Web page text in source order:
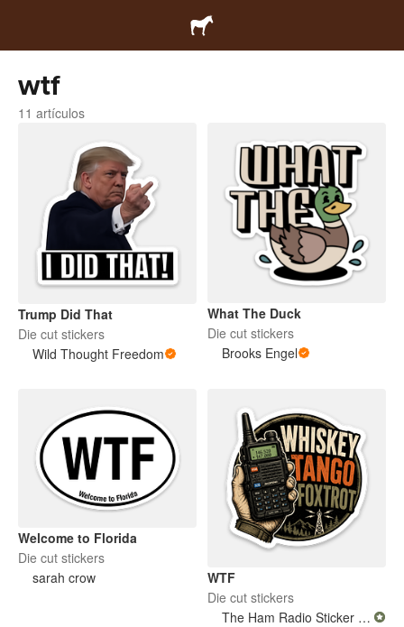
wtf
11 artículos
Trump Did That
Die cut stickers
Wild Thought Freedom
What The Duck
Die cut stickers
Brooks Engel
Welcome to Florida
Die cut stickers
sarah crow
WTF
Die cut stickers
The Ham Radio Sticker Store